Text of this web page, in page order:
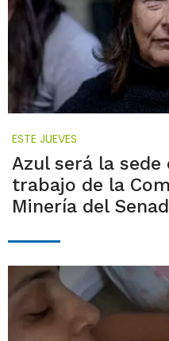
ESTE JUEVES
Azul será la sede
trabajo de la
Minería del